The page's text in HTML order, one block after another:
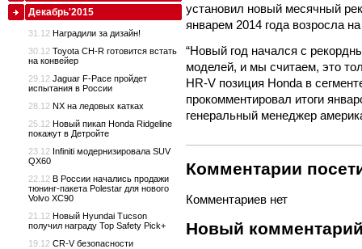
установил новый месячный
январем 2014 года возросла
“Новый год начался с
моделей, и мы считаем, это
HR-V позиция Honda в
прокомментировал итоги
генеральный менеджер
Комментарии
Комментариев нет
Новый
Декабрь'2015
31.12 Наградили за дизайн!
30.12 Toyota CH-R готовится встать
на конвейер
29.12 Jaguar F-Pace пройдет
испытания в России
28.12 NX на ледовых катках
25.12 Новый пикап Honda Ridgeline
покажут в Детройте
23.12 Infiniti модернизировала SUV
QX60
22.12 В России начались продажи
тюнинг-пакета Polestar для нового
Volvo XC90
21.12 Новый Hyundai Tucson
получил награду Top Safety Pick+
19.12 CR-V безопасности